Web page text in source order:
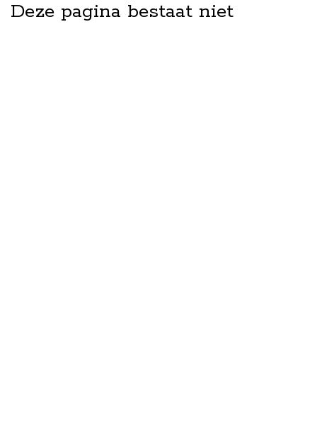
Deze pagina bestaat niet